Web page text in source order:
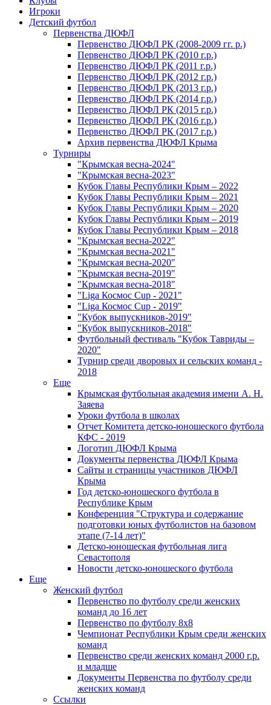
Игроки
Детский футбол
Первенства ДЮФЛ
Первенство ДЮФЛ РК (2008-2009 гг. р.)
Первенство ДЮФЛ РК (2010 г.р.)
Первенство ДЮФЛ РК (2011 г.р.)
Первенство ДЮФЛ РК (2012 г.р.)
Первенство ДЮФЛ РК (2013 г.р.)
Первенство ДЮФЛ РК (2014 г.р.)
Первенство ДЮФЛ РК (2015 г.р.)
Первенство ДЮФЛ РК (2016 г.р.)
Первенство ДЮФЛ РК (2017 г.р.)
Архив первенства ДЮФЛ Крыма
Турниры
"Крымская весна-2024"
"Крымская весна-2023"
Кубок Главы Республики Крым – 2022
Кубок Главы Республики Крым – 2021
Кубок Главы Республики Крым – 2020
Кубок Главы Республики Крым – 2019
Кубок Главы Республики Крым – 2018
"Крымская весна-2022"
"Крымская весна-2021"
"Крымская весна-2020"
"Крымская весна-2019"
"Крымская весна-2018"
"Liga Космос Cup - 2021"
"Liga Космос Cup - 2019"
"Кубок выпускников-2019"
"Кубок выпускников-2018"
Футбольный фестиваль "Кубок Тавриды –
2020"
Турнир среди дворовых и сельских команд -
2018
Еще
Крымская футбольная академия имени А. Н.
Заяева
Уроки футбола в школах
Отчет Комитета детско-юношеского футбола
КФС - 2019
Логотип ДЮФЛ Крыма
Документы первенства ДЮФЛ Крыма
Сайты и страницы участников ДЮФЛ
Крыма
Год детско-юношеского футбола в
Республике Крым
Конференция "Структура и содержание
подготовки юных футболистов на базовом
этапе (7-14 лет)"
Детско-юношеская футбольная лига
Севастополя
Новости детско-юношеского футбола
Еще
Женский футбол
Первенство по футболу среди женских
команд до 16 лет
Первенство по футболу 8х8
Чемпионат Республики Крым среди женских
команд
Первенство среди женских команд 2000 г.р.
и младше
Документы Первенства по футболу среди
женских команд
Ссылки